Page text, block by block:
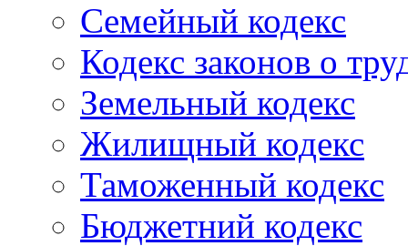
Семейный кодекс
Кодекс законов о
Земельный кодекс
Жилищный кодекс
Таможенный кодекс
Бюджетний кодекс